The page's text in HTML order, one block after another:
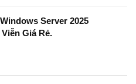
Server 2025
Giá Rẻ.